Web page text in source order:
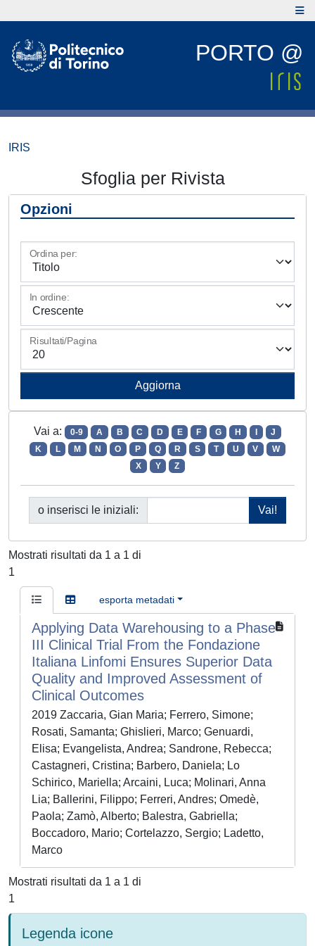
PORTO @
IRIS
Sfoglia per Rivista
Opzioni
Ordina per:
In ordine:
Risultati/Pagina
Vai a: 0-9 A B C D E F G H
J
K
L M N O P Q R S T U V
W
X
Y Z
o inserisci le iniziali:
Mostrati risultati da 1 a 1 di
1
esporta metadati
Applying Data Warehousing to a Phase
III Clinical Trial From the Fondazione
Italiana Linfomi Ensures Superior Data
Quality and Improved Assessment of
Clinical Outcomes
2019 Zaccaria, Gian Maria; Ferrero, Simone;
Rosati, Samanta; Ghislieri, Marco; Genuardi,
Elisa; Evangelista, Andrea; Sandrone, Rebecca;
Castagneri, Cristina; Barbero, Daniela; Lo
Schirico, Mariella; Arcaini, Luca; Molinari, Anna
Lia; Ballerini, Filippo; Ferreri, Andres; Omedè,
Paola; Zamò, Alberto; Balestra, Gabriella;
Boccadoro, Mario; Cortelazzo, Sergio; Ladetto,
Marco
Mostrati risultati da 1 a 1 di
1
Legenda icone